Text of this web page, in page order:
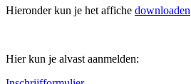
Hieronder kun je het affiche downloaden
Hier kun je alvast aanmelden: